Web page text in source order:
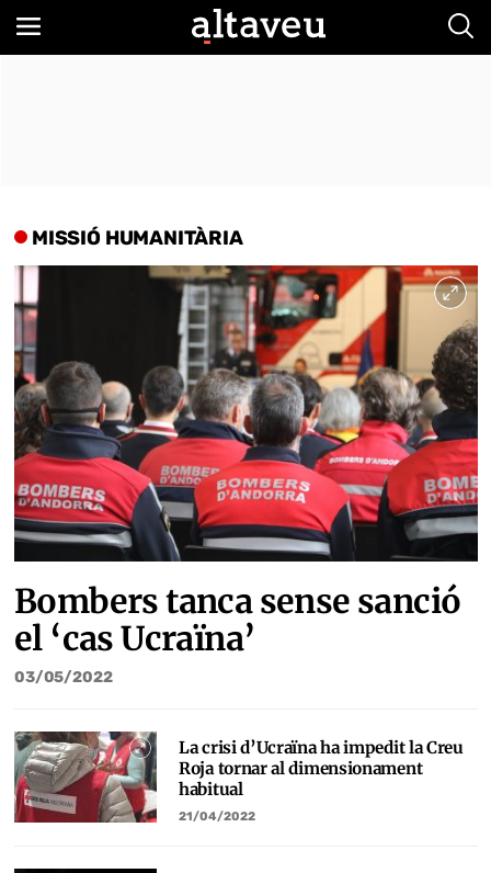
MISSIÓ HUMANITÀRIA
Bombers tanca sense sanció
el ‘cas Ucraïna’
03/05/2022
La crisi d’Ucraïna ha impedit la Creu
Roja tornar al dimensionament
habitual
21/04/2022